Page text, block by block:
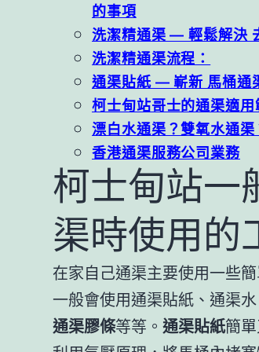
的事項
洗潔精通渠 — 輕鬆解決
洗潔精通渠流程：
通渠貼紙 — 嶄新 馬桶通
柯士甸站哥士的通渠適用
漂白水通渠？雙氧水通渠
香港通渠服務公司業務
柯士甸站一
渠時使用的
在家自己通渠主要使用一些
一般會使用通渠貼紙、通渠
通渠膠條等等。 通渠貼紙簡